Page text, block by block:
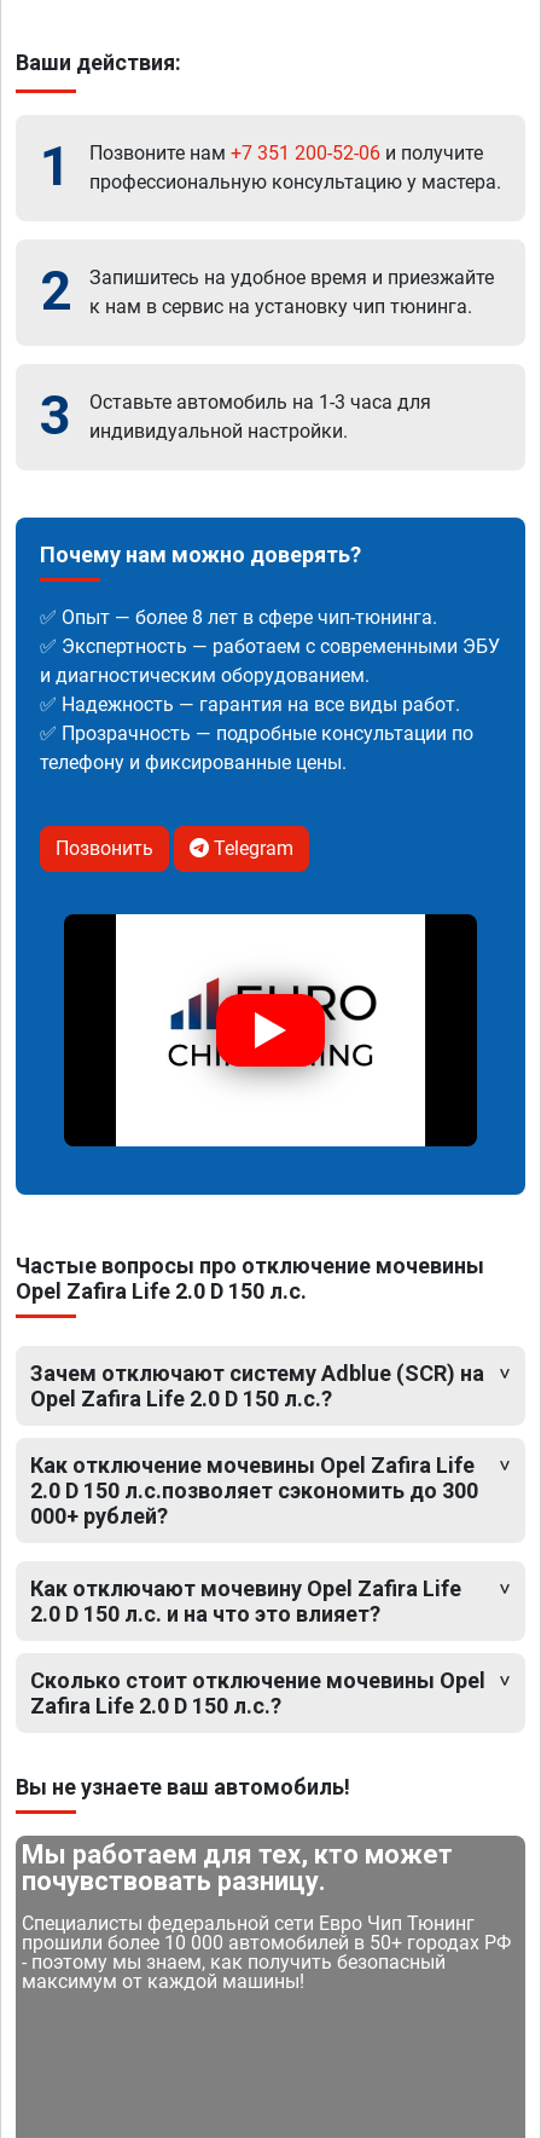
Ваши действия:
1 Позвоните нам +7 351 200-52-06 и получите
профессиональную консультацию у мастера.
2
Запишитесь на удобное время и приезжайте
к нам в сервис на установку чип тюнинга.
3
Оставьте автомобиль на 1-3 часа для
индивидуальной настройки.
Почему нам можно доверять?
✅ Опыт — более 8 лет в сфере чип-тюнинга.
✅ Экспертность — работаем с современными ЭБУ
и диагностическим оборудованием.
✅ Надежность — гарантия на все виды работ.
✅ Прозрачность — подробные консультации по
телефону и фиксированные цены.
Позвонить Telegram
Частые вопросы про отключение мочевины
Opel Zafira Life 2.0 D 150 л.с.
Зачем отключают систему Adblue (SCR) на
Opel Zafira Life 2.0 D 150 л.с.?
Как отключение мочевины Opel Zafira Life
2.0 D 150 л.с.позволяет сэкономить до 300
000+ рублей?
Как отключают мочевину Opel Zafira Life
2.0 D 150 л.с. и на что это влияет?
Сколько стоит отключение мочевины Opel
Zafira Life 2.0 D 150 л.с.?
Вы не узнаете ваш автомобиль!
Мы работаем для тех, кто может
почувствовать разницу.
Специалисты федеральной сети Евро Чип Тюнинг
прошили более 10 000 автомобилей в 50+ городах РФ
- поэтому мы знаем, как получить безопасный
максимум от каждой машины!